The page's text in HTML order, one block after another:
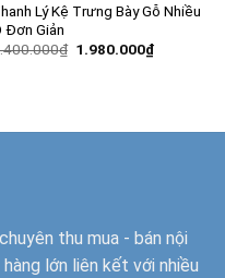
Lý Kệ Trưng Bày Gỗ Nhiều
Đơn Giản
₫ Giá
1.980.000₫Giá
hiện
thu mua - bán nội
lớn liên kết với nhiều